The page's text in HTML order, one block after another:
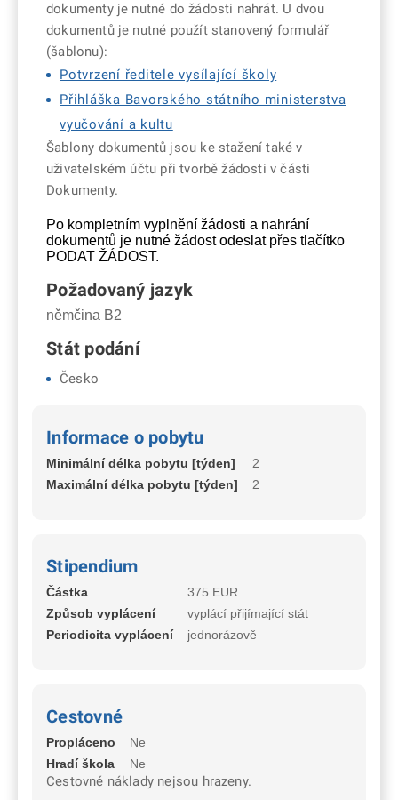
dokumenty je nutné do žádosti nahrát. U dvou
dokumentů je nutné použít stanovený formulář
(šablonu):
Potvrzení ředitele vysílající školy
Přihláška Bavorského státního ministerstva
vyučování a kultu
Šablony dokumentů jsou ke stažení také v
uživatelském účtu při tvorbě žádosti v části
Dokumenty.
Po kompletním vyplnění žádosti a nahrání
dokumentů je nutné žádost odeslat přes tlačítko
PODAT ŽÁDOST.
Požadovaný jazyk
němčina B2
Stát podání
Česko
Informace o pobytu
Minimální délka pobytu [týden]
2
Maximální délka pobytu [týden]
2
Stipendium
Částka
375 EUR
Způsob vyplácení
vyplácí přijímající stát
Periodicita vyplácení
jednorázově
Cestovné
Propláceno
Ne
Hradí škola
Ne
Cestovné náklady nejsou hrazeny.